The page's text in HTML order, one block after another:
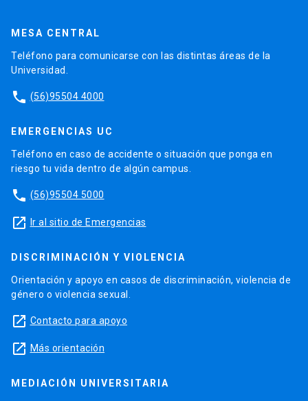
MESA CENTRAL
Teléfono para comunicarse con las distintas áreas de la
Universidad.
phone (56)95504 4000
EMERGENCIAS UC
Teléfono en caso de accidente o situación que ponga en
riesgo tu vida dentro de algún campus.
phone (56)95504 5000
launch Ir al sitio de Emergencias
DISCRIMINACIÓN Y VIOLENCIA
Orientación y apoyo en casos de discriminación, violencia de
género o violencia sexual.
launch Contacto para apoyo
launch Más orientación
MEDIACIÓN UNIVERSITARIA